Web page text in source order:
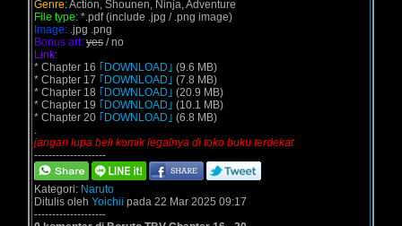
Genre:Action, Shounen, Ninja, Adventure
File type: *.pdf (include .jpg / .png image)
Image: .jpg .png
Bonus art: yes / no
Link:
* Chapter 16 ｢DOWNLOAD｣ (9.6 MB)
* Chapter 17 ｢DOWNLOAD｣ (7.8 MB)
* Chapter 18 ｢DOWNLOAD｣ (20.9 MB)
* Chapter 19 ｢DOWNLOAD｣ (10.1 MB)
* Chapter 20 ｢DOWNLOAD｣ (6.8 MB)
.
jangan lupa beli komik legalnya di toko buku terdekat
--------------------
Kategori: Naruto
Ditulis oleh Yoichii pada 22 Mar 2025 09:17
--------------------